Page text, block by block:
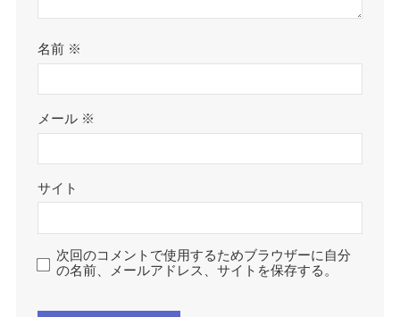
名前 ※
メール ※
サイト
次回のコメントで使用するためブラウザーに自分
の名前、メールアドレス、サイトを保存する。